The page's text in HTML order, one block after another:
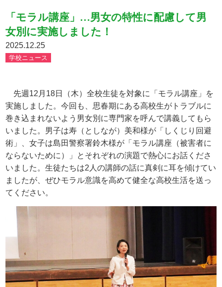
「モラル講座」…男女の特性に配慮して男
女別に実施しました！
2025.12.25
学校ニュース
先週 12 月 18日（木）全校生徒を対象に「モラル講座」を
実施しました。今回も、思春期にある高校生がトラブルに
巻き込まれないよう男女別に専門家を呼んで講義してもら
いました。男子は寿（としなが）美和様が「しくじり回避
術」、女子は島田警察署鈴木様が「モラル講座（被害者に
ならないために）」とそれぞれの演題で熱心にお話くださ
いました。生徒たちは2 人の講師の話に真剣に耳を傾けてい
ましたが、ぜひモラル意識を高めて健全な高校生活を送っ
てください。